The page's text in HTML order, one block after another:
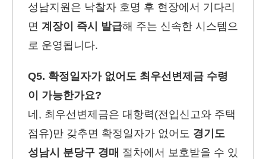
성남지원은 낙찰자 호명 후 현장에서 기다리
면 계장이 즉시 발급해 주는 신속한 시스템으
로 운영됩니다.
Q5. 확정일자가 없어도 최우선변제금 수령
이 가능한가요?
네, 최우선변제금은 대항력(전입신고와 주택
점유)만 갖추면 확정일자가 없어도 경기도
성남시 분당구 경매 절차에서 보호받을 수 있